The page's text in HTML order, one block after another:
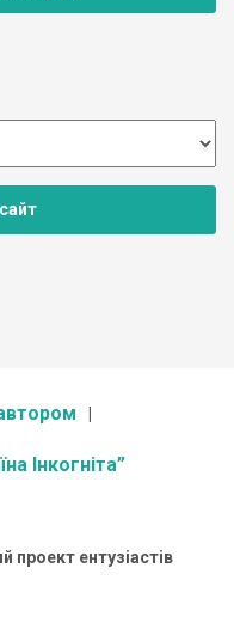
Інкогніта”
проект ентузіастів